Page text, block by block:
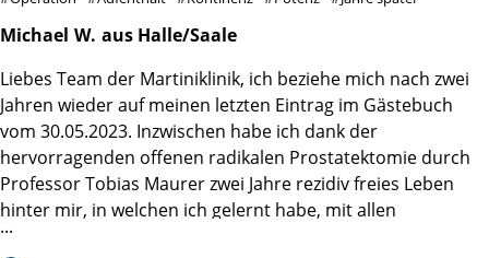
Michael W. aus Halle/Saale
Liebes Team der Martiniklinik, ich beziehe mich nach zwei
Jahren wieder auf meinen letzten Eintrag im Gästebuch
vom 30.05.2023. Inzwischen habe ich dank der
hervorragenden offenen radikalen Prostatektomie durch
Professor Tobias Maurer zwei Jahre rezidiv freies Leben
hinter mir, in welchen ich gelernt habe, mit allen
postoperativen Widrigkeiten wie lokal begrenztem